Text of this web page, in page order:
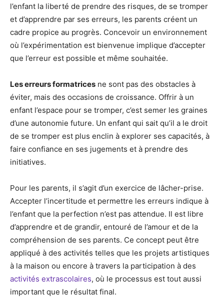
l’enfant la liberté de prendre des risques, de se tromper
et d’apprendre par ses erreurs, les parents créent un
cadre propice au progrès. Concevoir un environnement
où l’expérimentation est bienvenue implique d’accepter
que l’erreur est possible et même souhaitée.
Les erreurs formatrices ne sont pas des obstacles à
éviter, mais des occasions de croissance. Offrir à un
enfant l’espace pour se tromper, c’est semer les graines
d’une autonomie future. Un enfant qui sait qu’il a le droit
de se tromper est plus enclin à explorer ses capacités, à
faire confiance en ses jugements et à prendre des
initiatives.
Pour les parents, il s’agit d’un exercice de lâcher-prise.
Accepter l’incertitude et permettre les erreurs indique à
l’enfant que la perfection n’est pas attendue. Il est libre
d’apprendre et de grandir, entouré de l’amour et de la
compréhension de ses parents. Ce concept peut être
appliqué à des activités telles que les projets artistiques
à la maison ou encore à travers la participation à des
activités extrascolaires, où le processus est tout aussi
important que le résultat final.